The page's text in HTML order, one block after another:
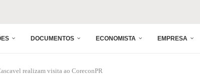
DOCUMENTOS ECONOMISTA EMPRESA
realizam visita ao CoreconPR